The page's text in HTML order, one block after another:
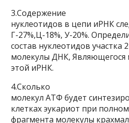
3.Содержение
нуклеотидов в цепи иРНК
Г-27%,Ц-18%, У-20%.
состав нуклеотидов участка
молекулы ДНК, Являющегося
этой иРНК.
4.Сколько
молекул АТФ будет
клетках эукариот при
фрагмента молекулы